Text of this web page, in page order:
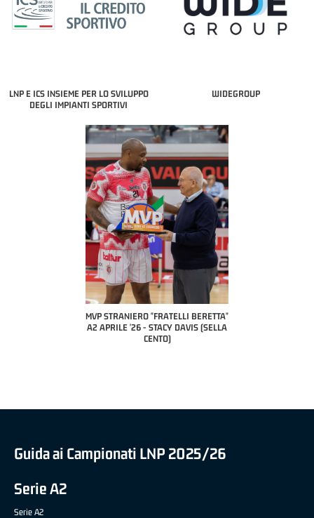
LNP E ICS INSIEME PER LO SVILUPPO
DEGLI IMPIANTI SPORTIVI
WIDEGROUP
MVP "FRATELLI BERETTA" SAMUEL
DILAS B NAZIONALE APRILE '26 -
MARCO RESTELLI (TAV TREVIGLIO
Guida ai Campionati LNP 2025/26
Serie A2
Serie A2